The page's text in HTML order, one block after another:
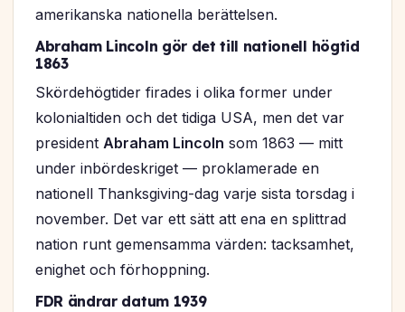
amerikanska nationella berättelsen.
Abraham Lincoln gör det till nationell högtid
1863
Skördehögtider firades i olika former under
kolonialtiden och det tidiga USA, men det var
president Abraham Lincoln som 1863 — mitt
under inbördeskriget — proklamerade en
nationell Thanksgiving-dag varje sista torsdag i
november. Det var ett sätt att ena en splittrad
nation runt gemensamma värden: tacksamhet,
enighet och förhoppning.
FDR ändrar datum 1939